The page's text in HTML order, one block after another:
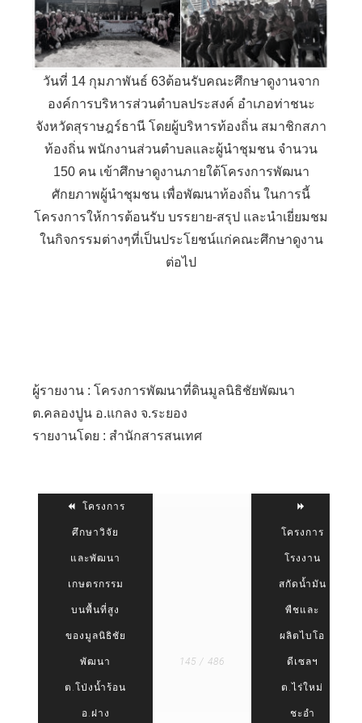
วันที่​ 14 กุมภาพัน​ธ์ 63​ต้อนรับคณะศึกษาดูงานจาก
องค์การบริหารส่วนตำบลประสงค์ อำเภอท่าชนะ
จังหวัดสุราษฎร์ธานี โดยผู้บริหารท้องถิ่น​ สมาชิกสภา
ท้องถิ่น​ พนักงานส่วนตำบลและผู้นำชุมชน​ จำนวน​
150 คน​ เข้าศึกษาดูงานภายใต้โครงการพัฒนา
ศักยภาพผู้นำชุมชน​ เพื่อพัฒนาท้องถิ่น​​ ในการนี้
โครงการให้การต้อนรับ​ บรรยาย-สรุป​ และนำเยี่ยมชม
ในกิจกรรมต่างๆที่เป็นประโยชน์แก่คณะศึกษาดูงาน​
ต่อไป
ผู้รายงาน : โครงการพัฒนาที่ดินมูลนิธิชัยพัฒนา
ต.คลองปูน อ.แกลง จ.ระยอง
รายงานโดย : สำนักสารสนเทศ
โครงการ
ศึกษาวิจัย
และพัฒนา
เกษตรกรรม
บนพื้นที่สูง
ของมูลนิธิชัย
พัฒนา
ต.โป่งน้ำร้อน
อ.ฝาง
145 / 486
โครงการ
โรงงาน
สกัดน้ำมัน
พืชและ
ผลิตไบโอ
ดีเซลฯ
ต.ไร่ใหม่
ชะอำ